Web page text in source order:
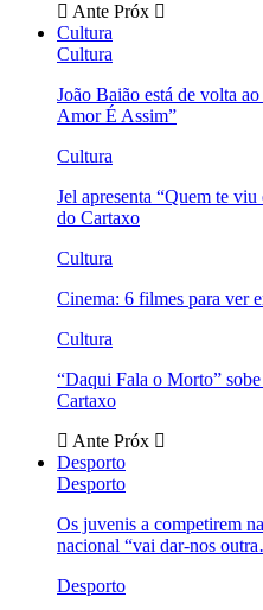
Ante Próx
Cultura
Cultura
João Baião está de volta
Amor É Assim”
Cultura
Jel apresenta “Quem te
do Cartaxo
Cultura
Cinema: 6 filmes para ver
Cultura
“Daqui Fala o Morto”
Cartaxo
Ante Próx
Desporto
Desporto
Os juvenis a competirem
nacional “vai dar-nos
Desporto